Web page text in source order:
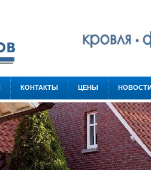
КОНТАКТЫ ЦЕНЫ